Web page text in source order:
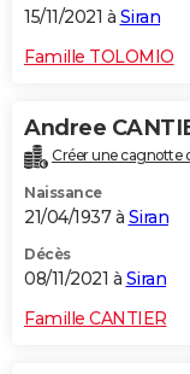
15/11/2021 à Siran
Famille TOLOMIO
Andree
Créer une cagnotte
Naissance
21/04/1937 à Siran
Décès
08/11/2021 à Siran
Famille CANTIER